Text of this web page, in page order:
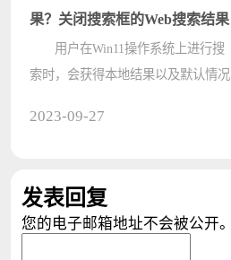
果？关闭搜索框的Web搜索结果
用户在Win11操作系统上进行搜
索时，会获得本地结果以及默认情况
组策????
2023-09-27
发表回复
您的电子邮箱地址不会被公开。